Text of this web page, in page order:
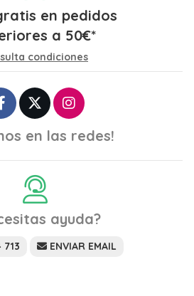
en pedidos
a 50€*
condiciones
en las redes!
ayuda?
713 ENVIAR EMAIL